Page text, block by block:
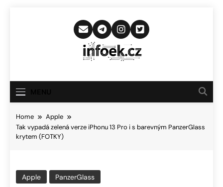
Infoek.cz
Novinkám
Home
Apple
Tak vypadá zelená verze iPhonu 13 Pro i s barevným PanzerGlass
krytem (FOTKY)
Apple PanzerGlass